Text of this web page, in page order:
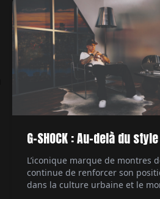
G-SHOCK : Au-delà du style
L’iconique marque de montres
continue de renforcer son
dans la culture urbaine et le